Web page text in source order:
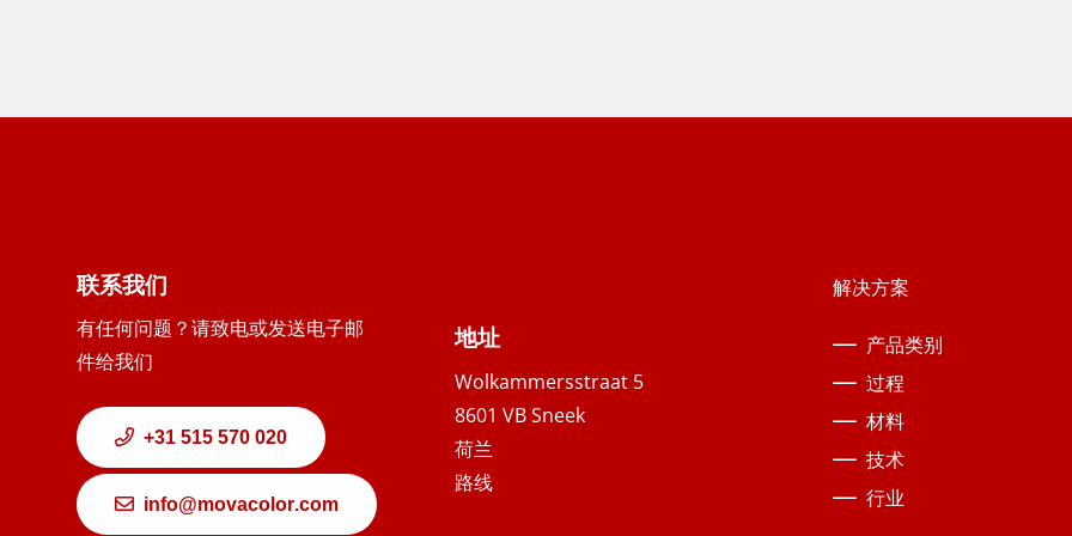
联系我们
有任何问题？请致电或发送电子邮
件给我们
+31 515 570 020
info@movacolor.com
地址
Wolkammersstraat 5
8601 VB Sneek
荷兰
路线
解决方案
产品类别
过程
材料
技术
行业